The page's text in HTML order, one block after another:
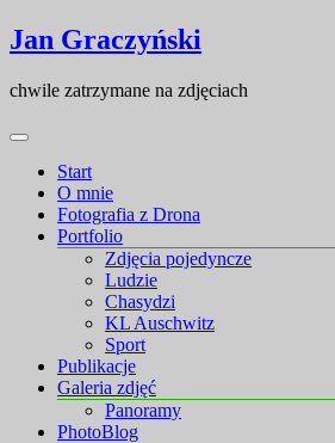
Skip
to
Skip
to
Jan Graczyński
chwile zatrzymane na zdjęciach
Start
O mnie
Fotografia z Drona
Portfolio
Zdjęcia pojedyncze
Ludzie
Chasydzi
KL Auschwitz
Sport
Publikacje
Galeria zdjęć
Panoramy
PhotoBlog